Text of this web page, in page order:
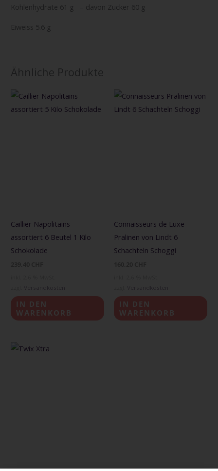
Kohlenhydrate 61 g – davon Zucker 60 g
Eiweiss 5.6 g
Ähnliche Produkte
Caillier Napolitains
assortiert 6 Beutel 1 Kilo
Schokolade
IN DEN
WARENKORB
Connaisseurs de Luxe
Pralinen von Lindt 6
Schachteln Schoggi
IN DEN
WARENKORB